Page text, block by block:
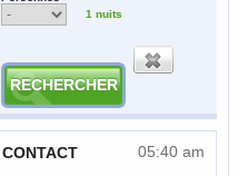
1 nuits
CONTACT 05:40 am